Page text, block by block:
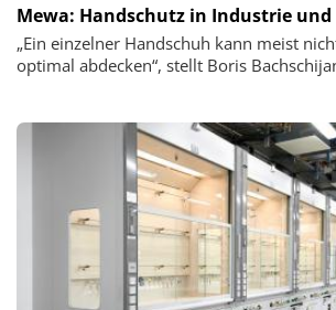
Mewa: Handschutz in Industrie
„Ein einzelner Handschuh kann meist
optimal abdecken“, stellt Boris